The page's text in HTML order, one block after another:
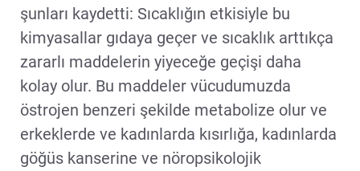
şunları kaydetti: Sıcaklığın etkisiyle bu
kimyasallar gıdaya geçer ve sıcaklık arttıkça
zararlı maddelerin yiyeceğe geçişi daha
kolay olur. Bu maddeler vücudumuzda
östrojen benzeri şekilde metabolize olur ve
erkeklerde ve kadınlarda kısırlığa, kadınlarda
göğüs kanserine ve nöropsikolojik